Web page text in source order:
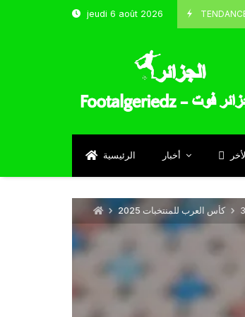
jeudi 6 août 2026
بوحلفاية يتحدث عن طموحاته مع المنتخب و شباب
الرئيسية أخبار
كأس العرب للمنتخبات 2025